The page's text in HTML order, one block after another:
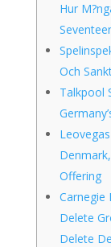
Hur
Och
Talkpool
Offering
Carnegie
Delete
Delete